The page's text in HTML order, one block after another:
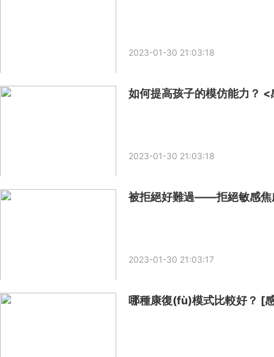
2023-01-30 21:03:18
如何提高孩子的模仿能力
2023-01-30 21:03:18
被拒絕好難過——拒絕敏感焦
2023-01-30 21:03:17
哪種康復(fù)模式比較好？